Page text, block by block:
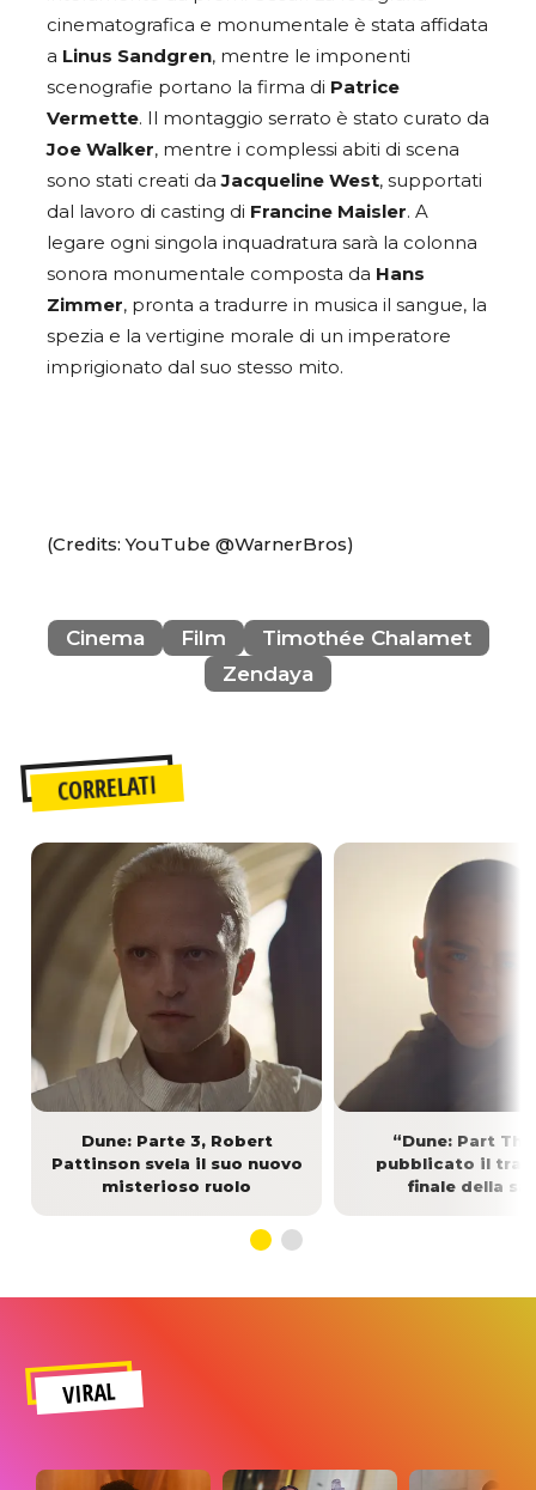
cinematografica e monumentale è stata affidata
a Linus Sandgren, mentre le imponenti
scenografie portano la firma di Patrice
Vermette. Il montaggio serrato è stato curato da
Joe Walker, mentre i complessi abiti di scena
sono stati creati daJacqueline West, supportati
dal lavoro di casting di Francine Maisler. A
legare ogni singola inquadratura sarà la colonna
sonora monumentale composta da Hans
Zimmer, pronta a tradurre in musica il sangue, la
spezia e la vertigine morale di un imperatore
imprigionato dal suo stesso mito.
(Credits: YouTube @WarnerBros)
Cinema Film
Timothée Chalamet
Zendaya
CORRELATI
Dune: Parte 3, Robert
Pattinson svela il suo nuovo
misterioso ruolo
“Dune: Part
pubblicato il
finale della
VIRAL